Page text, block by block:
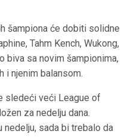
šampiona će dobiti solidne
Tahm Kench, Wukong,
biva sa novim šampionima,
i njenim balansom.
sledeći veći League of
za nedelju dana.
sada bi trebalo da